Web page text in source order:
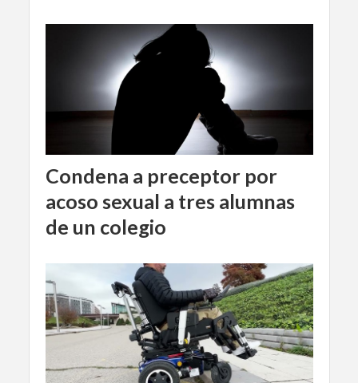
Condena a preceptor por
acoso sexual a tres alumnas
de un colegio